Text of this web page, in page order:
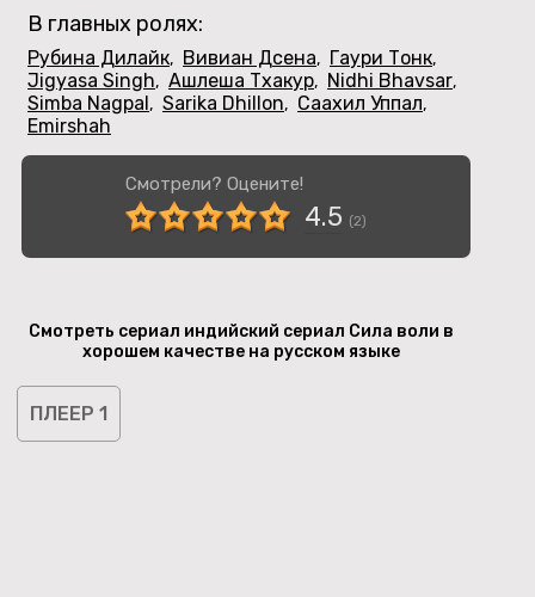
В главных ролях:
Рубина Дилайк, Вивиан Дсена, Гаури Тонк,
Jigyasa Singh, Ашлеша Тхакур, Nidhi Bhavsar,
Simba Nagpal, Sarika Dhillon, Саахил Уппал,
Emirshah
Смотрели? Оцените!
4.5 (2)
Смотреть сериал индийский сериал Сила воли в
хорошем качестве на русском языке
ПЛЕЕР 1